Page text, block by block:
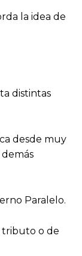
la idea de
distintas
desde muy
Paralelo.
tributo o de